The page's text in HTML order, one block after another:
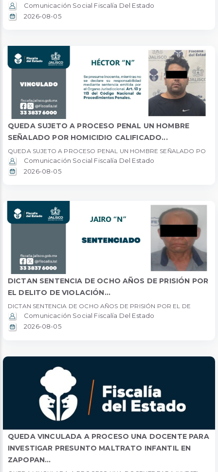
Comunicación Social Fiscalía Del Estado
2026-08-05
QUEDA SUJETO A PROCESO PENAL UN HOMBRE
SEÑALADO POR HOMICIDIO CALIFICADO...
QUEDA SUJETO A PROCESO PENAL UN HOMBRE SEÑALADO PO
Comunicación Social Fiscalía Del Estado
2026-08-05
DICTAN SENTENCIA DE OCHO AÑOS DE PRISIÓN POR
EL DELITO DE VIOLACIÓN...
DICTAN SENTENCIA DE OCHO AÑOS DE PRISIÓN POR EL DE
Comunicación Social Fiscalía Del Estado
2026-08-05
QUEDA VINCULADA A PROCESO UNA DOCENTE PARA
INVESTIGAR PRESUNTO MALTRATO INFANTIL EN
ZAPOPAN...